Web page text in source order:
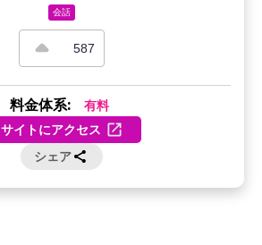
会話
587
料金体系: 有料
サイトにアクセス
シェア